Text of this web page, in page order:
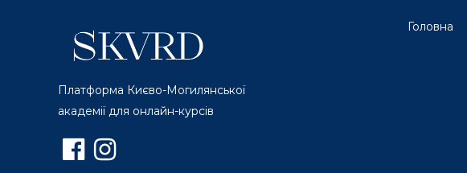
Платформа Києво-Могилянської
академії для онлайн-курсів
Головна